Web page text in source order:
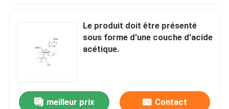
Le produit doit être présenté
sous forme d'une couche d'acide
acétique.
meilleur prix Contact